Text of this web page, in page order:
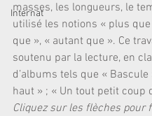
Internat
masses, les longueurs, le
utilisé les notions « plus
que », « autant que ». Ce
soutenu par la lecture, en
d’albums tels que « Bascule
haut » ; « Un tout petit coup
Cliquez sur les flèches pour